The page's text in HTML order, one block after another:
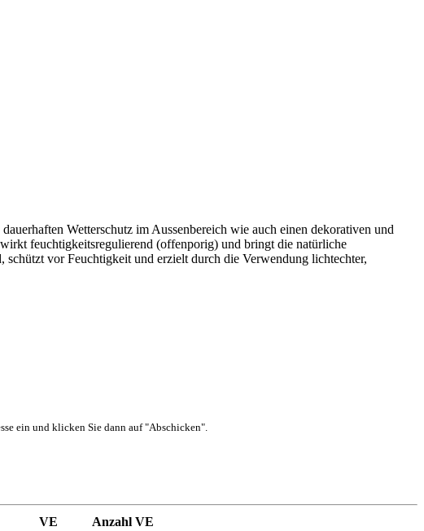
Wetterschutz im Aussenbereich wie auch einen dekorativen und
feuchtigkeitsregulierend (offenporig) und bringt die natürliche
vor Feuchtigkeit und erzielt durch die Verwendung lichtechter,
ein und klicken Sie dann auf "Abschicken".
VE
Anzahl VE